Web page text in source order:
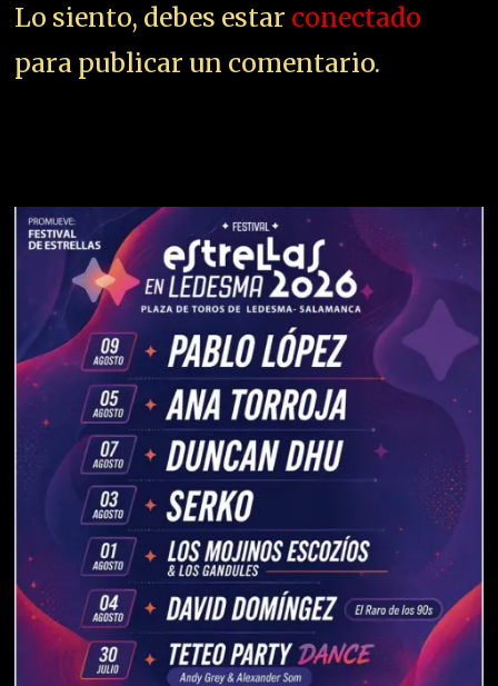
Lo siento, debes estar conectado
para publicar un comentario.